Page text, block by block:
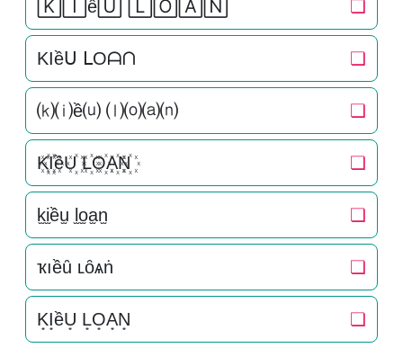
🄺🄸ề🅄 🄻🄾🄰🄽 ❏
KIềᑌ ᒪOᗩᑎ ❏
⒦⒤ề⒰ ⒧⒪⒜⒩ ❏
K꙰I꙰ềU꙰ L꙰O꙰A꙰N꙰ ❏
k̫i̫ều̫ l̫o̫a̫n̫ ❏
ҡıềȗ ʟȏѧṅ ❏
K͙I͙ềU͙ L͙O͙A͙N͙ ❏